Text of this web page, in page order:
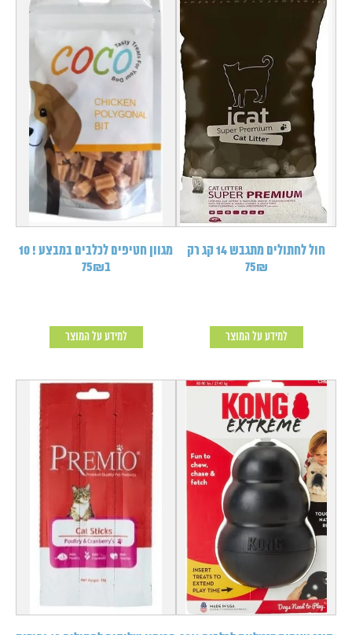
חול לחתולים מתגבש 14 קג רק
75₪
למידע על המוצר
מגוון חטיפים לכלבים במבצע ! 10
ב75₪
למידע על המוצר